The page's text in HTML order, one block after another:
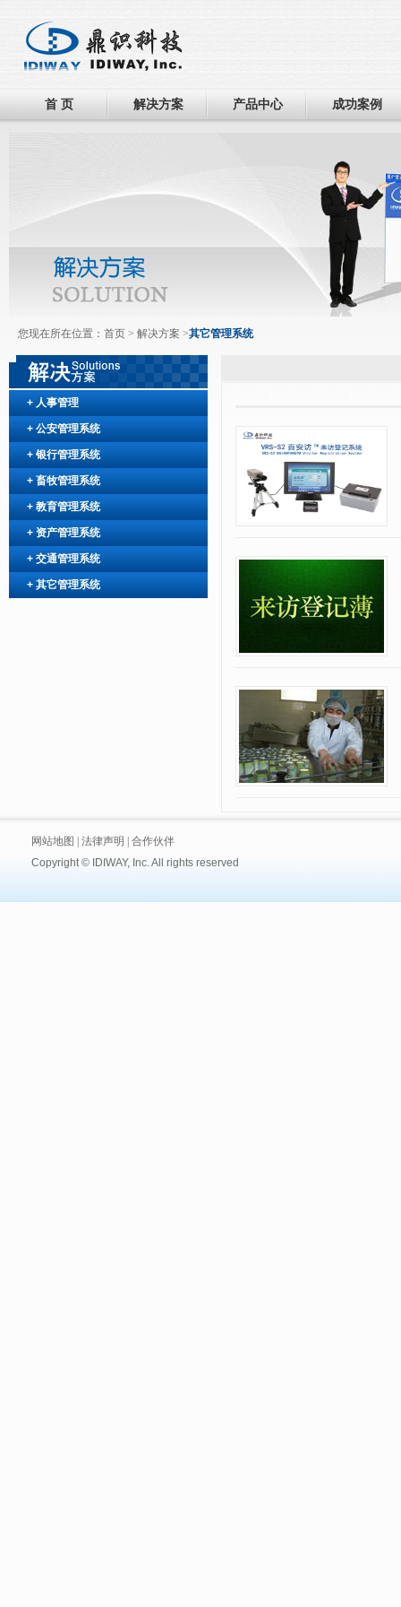
首 页 解决方案 产品中心 成功案例
您现在所在位置： 首页 > 解决方案 >其它管理系统
+ 人事管理
+ 公安管理系统
+ 银行管理系统
+ 畜牧管理系统
+ 教育管理系统
+ 资产管理系统
+ 交通管理系统
+ 其它管理系统
网站地图 法律声明
合作伙伴
Copyright © IDIWAY, Inc. All rights reserved